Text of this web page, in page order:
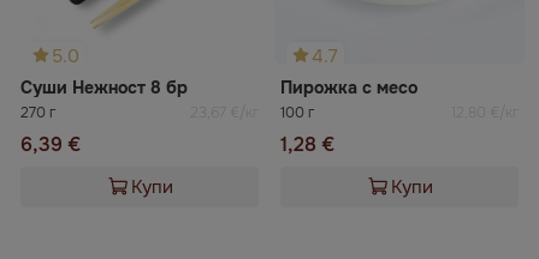
5.0
Суши Нежност 8 бр
270 г 23,67 €/кг
6,39 €
Купи
4.7
Пирожка с месо
100 г 12,80 €/кг
1,28 €
Купи